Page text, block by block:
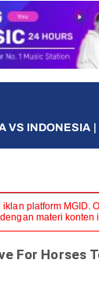
VS INDONESIA